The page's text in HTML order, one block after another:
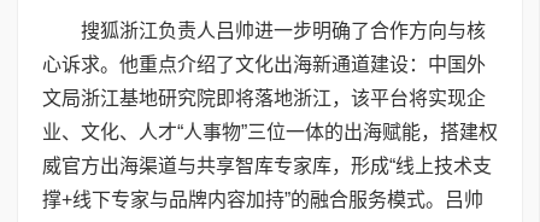
搜狐浙江负责人吕帅进一步明确了合作方向与核
心诉求。他重点介绍了文化出海新通道建设：中国外
文局浙江基地研究院即将落地浙江，该平台将实现企
业、文化、人才“人事物”三位一体的出海赋能，搭建权
威官方出海渠道与共享智库专家库，形成“线上技术支
撑+线下专家与品牌内容加持”的融合服务模式。吕帅